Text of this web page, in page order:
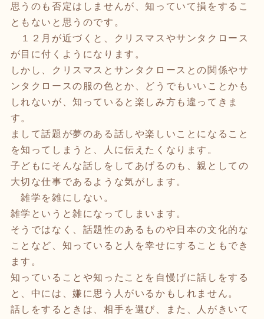
思うのも否定はしませんが、知っていて損をするこ
ともないと思うのです。
１２月が近づくと、クリスマスやサンタクロース
が目に付くようになります。
しかし、クリスマスとサンタクロースとの関係やサ
ンタクロースの服の色とか、どうでもいいことかも
しれないが、知っていると楽しみ方も違ってきま
す。
まして話題が夢のある話しや楽しいことになること
を知ってしまうと、人に伝えたくなります。
子どもにそんな話しをしてあげるのも、親としての
大切な仕事であるような気がします。
雑学を雑にしない。
雑学というと雑になってしまいます。
そうではなく、話題性のあるものや日本の文化的な
ことなど、知っていると人を幸せにすることもでき
ます。
知っていることや知ったことを自慢げに話しをする
と、中には、嫌に思う人がいるかもしれません。
話しをするときは、相手を選び、また、人がきいて